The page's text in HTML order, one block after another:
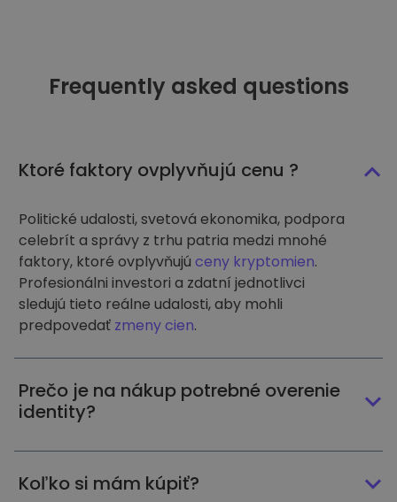
Frequently asked questions
Ktoré faktory ovplyvňujú cenu ?
Politické udalosti, svetová ekonomika, podpora
celebrít a správy z trhu patria medzi mnohé
faktory, ktoré ovplyvňujú ceny kryptomien.
Profesionálni investori a zdatní jednotlivci
sledujú tieto reálne udalosti, aby mohli
predpovedať zmeny cien.
Prečo je na nákup potrebné overenie
identity?
Koľko si mám kúpiť?